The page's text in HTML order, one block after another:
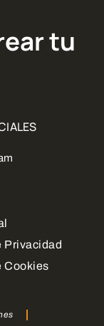
tu
Privacidad
Cookies